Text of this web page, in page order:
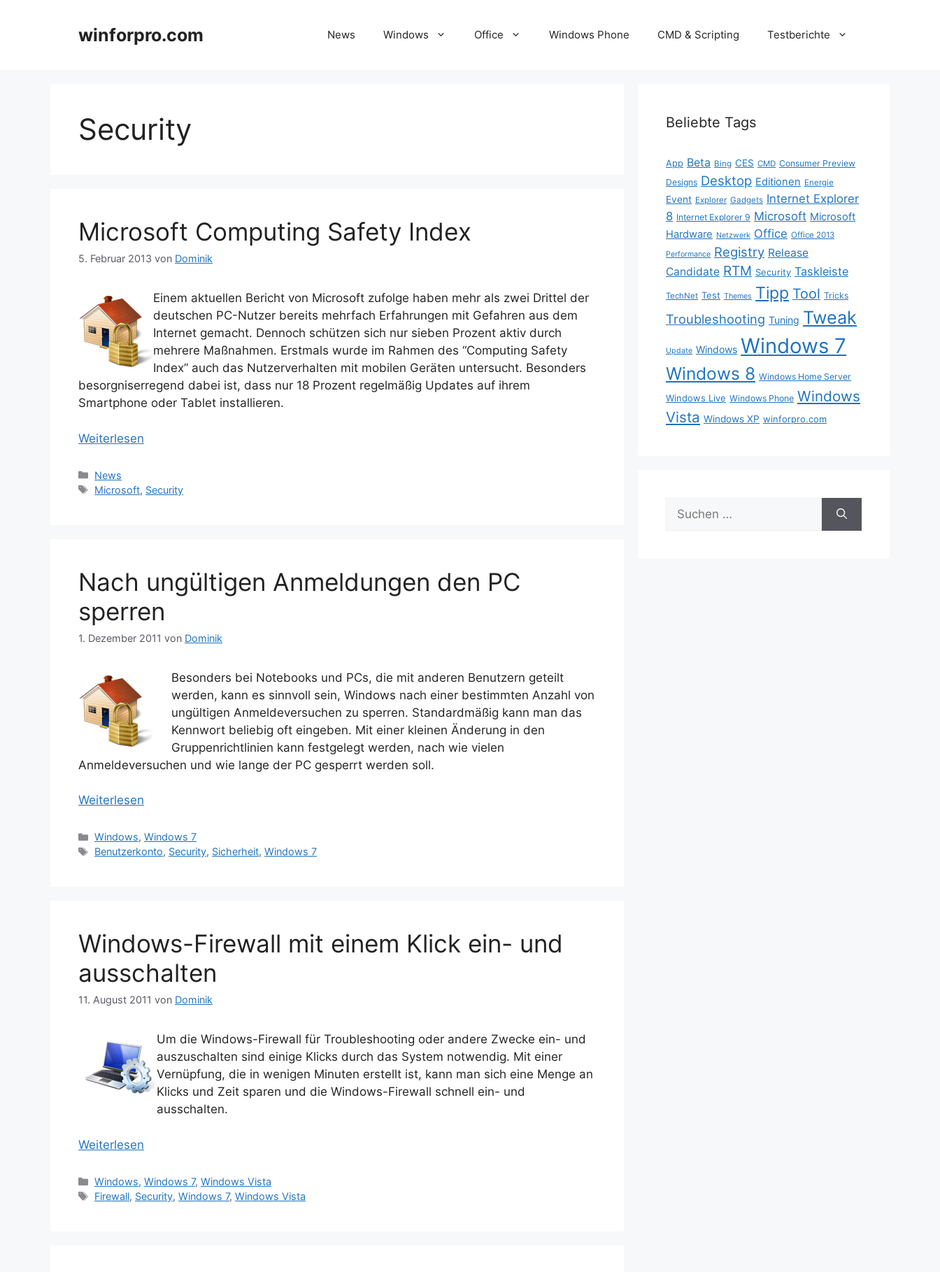
winforpro.com News Windows Office Windows Phone CMD & Scripting Testberichte
Security
Microsoft Computing Safety Index
5. Februar 2013 von Dominik
Einem aktuellen Bericht von Microsoft zufolge haben mehr als zwei Drittel der
deutschen PC-Nutzer bereits mehrfach Erfahrungen mit Gefahren aus dem
Internet gemacht. Dennoch schützen sich nur sieben Prozent aktiv durch
mehrere Maßnahmen. Erstmals wurde im Rahmen des “Computing Safety
Index” auch das Nutzerverhalten mit mobilen Geräten untersucht. Besonders
besorgniserregend dabei ist, dass nur 18 Prozent regelmäßig Updates auf ihrem
Smartphone oder Tablet installieren.
Weiterlesen
Kategorien
News
Schlagwörter
Microsoft, Security
Nach ungültigen Anmeldungen den PC
sperren
1. Dezember 2011 von Dominik
Besonders bei Notebooks und PCs, die mit anderen Benutzern geteilt
werden, kann es sinnvoll sein, Windows nach einer bestimmten Anzahl von
ungültigen Anmeldeversuchen zu sperren. Standardmäßig kann man das
Kennwort beliebig oft eingeben. Mit einer kleinen Änderung in den
Gruppenrichtlinien kann festgelegt werden, nach wie vielen
Anmeldeversuchen und wie lange der PC gesperrt werden soll.
Weiterlesen
Kategorien
Windows,Windows 7
Schlagwörter
Benutzerkonto, Security, Sicherheit,Windows 7
Windows-Firewall mit einem Klick ein- und
ausschalten
11. August 2011 von Dominik
Um die Windows-Firewall für Troubleshooting oder andere Zwecke ein- und
auszuschalten sind einige Klicks durch das System notwendig. Mit einer
Vernüpfung, die in wenigen Minuten erstellt ist, kann man sich eine Menge an
Klicks und Zeit sparen und die Windows-Firewall schnell ein- und
ausschalten.
Weiterlesen
Kategorien
Windows,Windows 7,Windows Vista
Schlagwörter
Firewall, Security,Windows 7,Windows Vista
Beliebte Tags
App Beta Bing CES CMD Consumer Preview
Designs Desktop Editionen Energie
Event Explorer Gadgets Internet Explorer
8 Internet Explorer 9 Microsoft Microsoft
Hardware Netzwerk Office Office 2013
Performance Registry Release
Candidate RTM Security Taskleiste
TechNet Test Themes Tipp Tool Tricks
Troubleshooting Tuning Tweak
Update Windows Windows 7
Windows 8 Windows Home Server
Windows Live Windows Phone Windows
Vista Windows XP winforpro.com
Suche
nach: